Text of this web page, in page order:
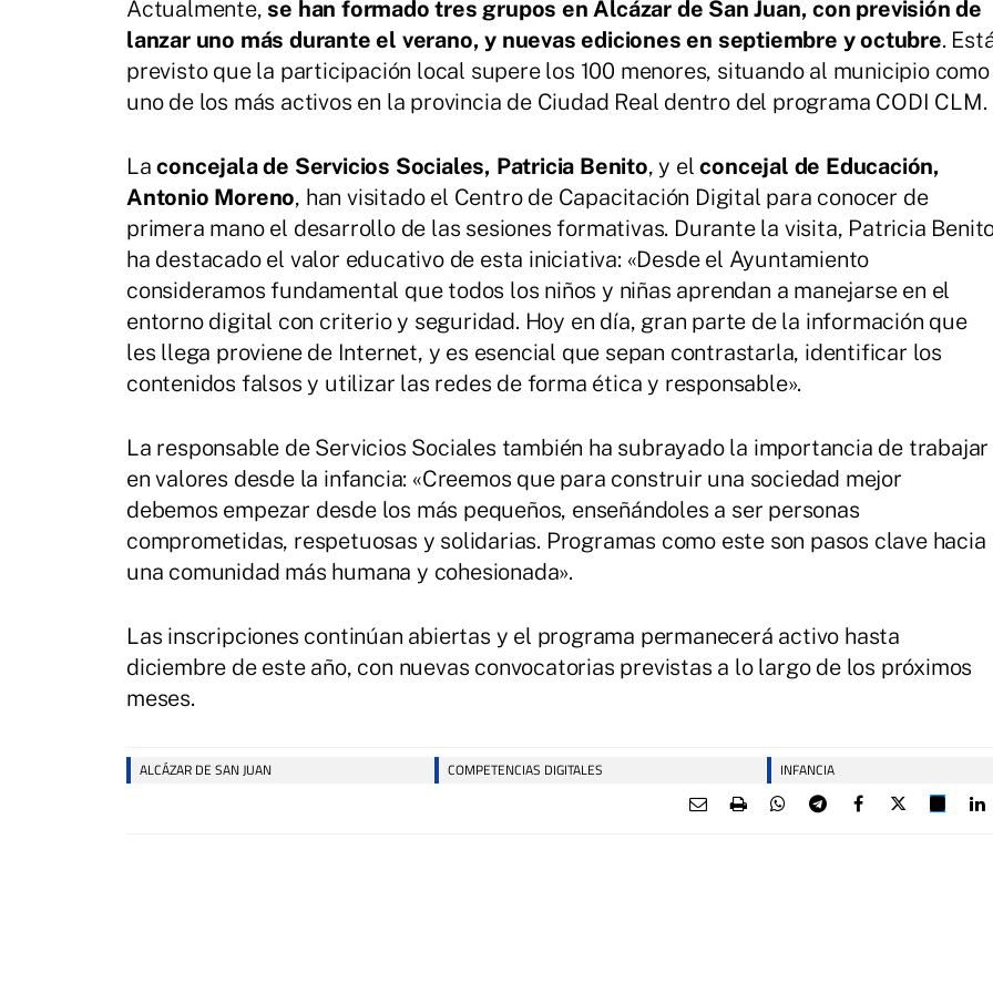
Actualmente, se han formado tres grupos en Alcázar de San Juan, con previsión de
lanzar uno más durante el verano, y nuevas ediciones en septiembre y octubre.
previsto que la participación local supere los 100 menores, situando al municipio como
uno de los más activos en la provincia de Ciudad Real dentro del programa CODI CLM.
Laconcejala de Servicios Sociales, Patricia Benito, y elconcejal de Educación,
Antonio Moreno, han visitado el Centro de Capacitación Digital para conocer de
primera mano el desarrollo de las sesiones formativas. Durante la visita, Patricia
ha destacado el valor educativo de esta iniciativa: «Desde el Ayuntamiento
consideramos fundamental que todos los niños y niñas aprendan a manejarse en el
entorno digital con criterio y seguridad. Hoy en día, gran parte de la información que
les llega proviene de Internet, y es esencial que sepan contrastarla, identificar los
contenidos falsos y utilizar las redes de forma ética y responsable».
La responsable de Servicios Sociales también ha subrayado la importancia de trabajar
en valores desde la infancia: «Creemos que para construir una sociedad mejor
debemos empezar desde los más pequeños, enseñándoles a ser personas
comprometidas, respetuosas y solidarias. Programas como este son pasos clave hacia
una comunidad más humana y cohesionada».
Las inscripciones continúan abiertas y el programa permanecerá activo hasta
diciembre de este año, con nuevas convocatorias previstas a lo largo de los próximos
meses.
ALCÁZAR DE SAN JUAN COMPETENCIAS DIGITALES INFANCIA